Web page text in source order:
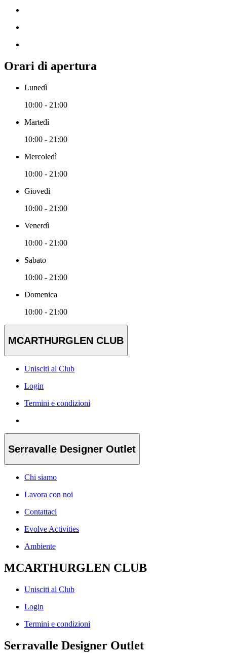
Orari di apertura
Lunedì
10:00 - 21:00
Martedì
10:00 - 21:00
Mercoledì
10:00 - 21:00
Giovedì
10:00 - 21:00
Venerdì
10:00 - 21:00
Sabato
10:00 - 21:00
Domenica
10:00 - 21:00
MCARTHURGLEN CLUB
Unisciti al Club
Login
Termini e condizioni
Serravalle Designer Outlet
Chi siamo
Lavora con noi
Contattaci
Evolve Activities
Ambiente
MCARTHURGLEN CLUB
Unisciti al Club
Login
Termini e condizioni
Serravalle Designer Outlet